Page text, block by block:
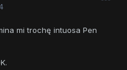
mi trochę intuosa Pen